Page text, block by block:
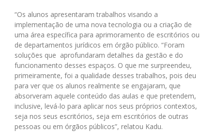
“Os alunos apresentaram trabalhos visando a
implementação de uma nova tecnologia ou a criação de
uma área específica para aprimoramento de escritórios ou
de departamentos jurídicos em órgão público. “Foram
soluções que aprofundaram detalhes da gestão e do
funcionamento desses espaços. O que me surpreendeu,
primeiramente, foi a qualidade desses trabalhos, pois deu
para ver que os alunos realmente se engajaram, que
absorveram aquele conteúdo das aulas e que pretendem,
inclusive, levá-lo para aplicar nos seus próprios contextos,
seja nos seus escritórios, seja em escritórios de outras
pessoas ou em órgãos públicos”, relatou Kadu.